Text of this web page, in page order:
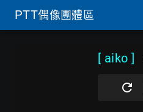
PTT偶像團體區
[ aiko ]